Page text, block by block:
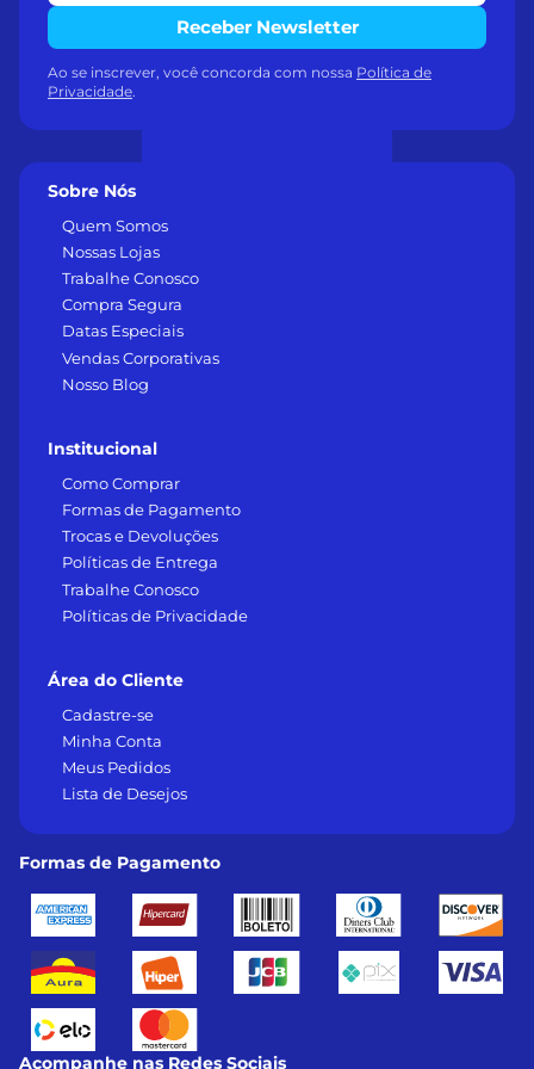
Sobre Nós
Quem Somos
Nossas Lojas
Trabalhe Conosco
Compra Segura
Datas Especiais
Vendas Corporativas
Nosso Blog
Institucional
Como Comprar
Formas de Pagamento
Trocas e Devoluções
Políticas de Entrega
Trabalhe Conosco
Políticas de Privacidade
Área do Cliente
Cadastre-se
Minha Conta
Meus Pedidos
Lista de Desejos
Receber Newsletter
Ao se inscrever, você concorda com nossa Política de
Privacidade
Formas de Pagamento
Acompanhe nas Redes Sociais